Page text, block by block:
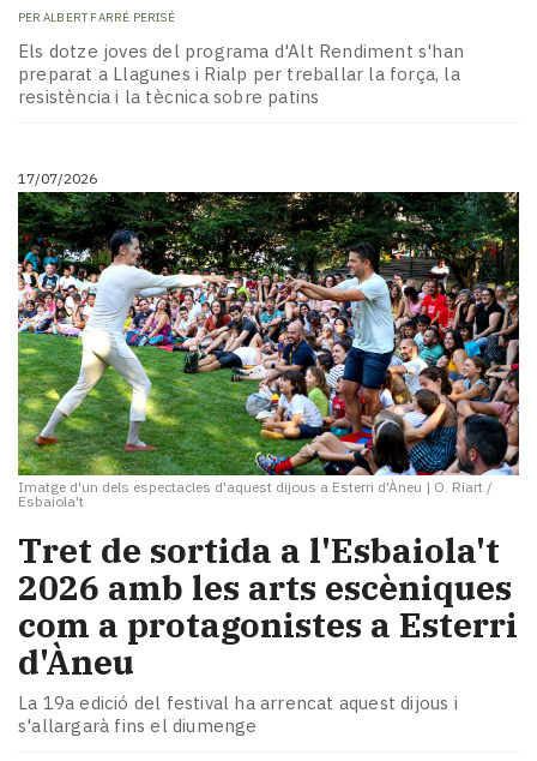
PER ALBERT FARRÉ PERISÉ
Els dotze joves del programa d'Alt Rendiment s'han
preparat a Llagunes i Rialp per treballar la força, la
resistència i la tècnica sobre patins
17/07/2026
Imatge d'un dels espectacles d'aquest dijous a Esterri d'Àneu | O. Riart /
Esbaiola't
Tret de sortida a l'Esbaiola't
2026 amb les arts escèniques
com a protagonistes a Esterri
d'Àneu
La 19a edició del festival ha arrencat aquest dijous i
s'allargarà fins el diumenge